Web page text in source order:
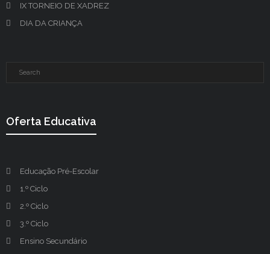
IX TORNEIO DE XADREZ
DIA DA CRIANÇA
Oferta Educativa
Educação Pré-Escolar
1.º Ciclo
2.º Ciclo
3.º Ciclo
Ensino Secundário